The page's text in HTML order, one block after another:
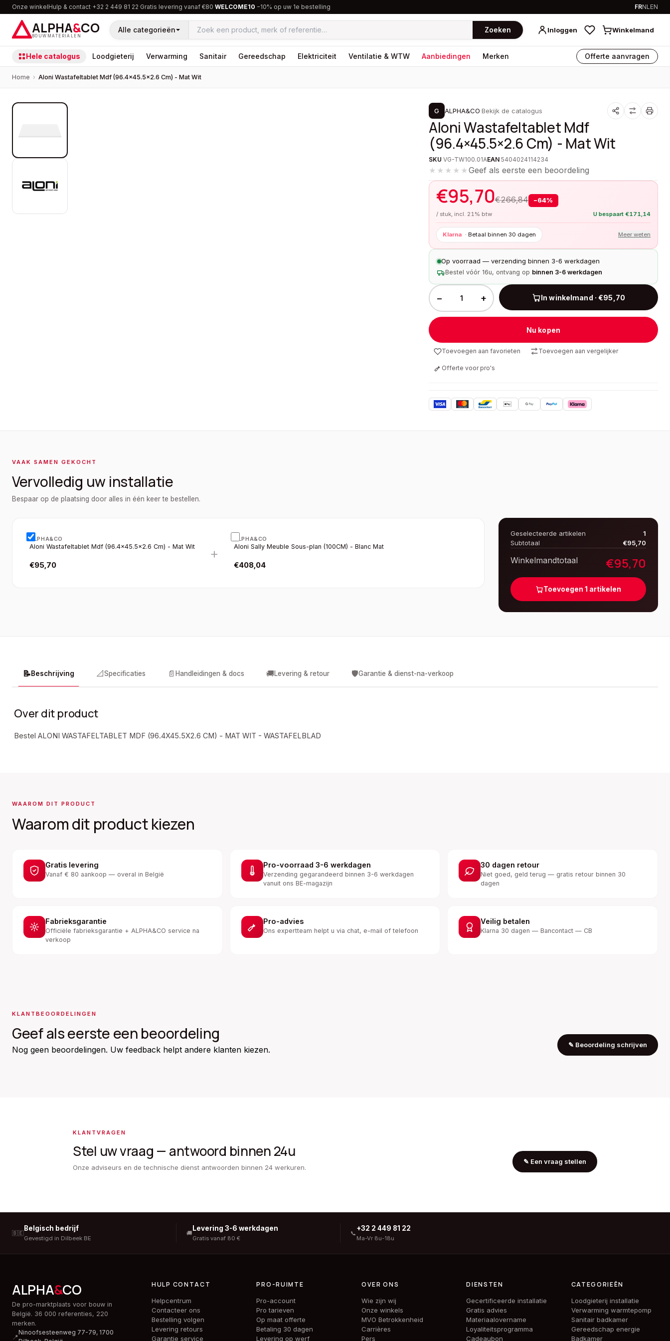
Onze winkelHulp & contact·+32 2 449 81 22·Gratis levering vanaf €80·WELCOME10 −10% op uw 1e bestelling FRNLEN
ALPHA&CO
BOUWMATERIALEN
Alle categorieën Zoeken Inloggen Winkelmand
Hele catalogus Loodgieterij Verwarming Sanitair Gereedschap Elektriciteit Ventilatie & WTW Aanbiedingen Merken Offerte aanvragen
Home › Aloni Wastafeltablet Mdf (96.4×45.5×2.6 Cm) - Mat Wit
G ALPHA&CO·Bekijk de catalogus
Aloni Wastafeltablet Mdf
(96.4×45.5×2.6 Cm) - Mat Wit
SKU VG-TW100.01AEAN 5404024114234
★★★★★Geef als eerste een beoordeling
€95,70€266,84 −64%
/ stuk, incl. 21% btw U bespaart €171,14
Klarna · Betaal binnen 30 dagen Meer weten
Op voorraad — verzending binnen 3-6 werkdagen
Bestel vóór 16u, ontvang op binnen 3-6 werkdagen
− + In winkelmand · €95,70
Nu kopen
Toevoegen aan favorieten Toevoegen aan vergelijker
Offerte voor pro's
VAAK SAMEN GEKOCHT
Vervolledig uw installatie
Bespaar op de plaatsing door alles in één keer te bestellen.
ALPHA&CO
Aloni Wastafeltablet Mdf (96.4×45.5×2.6 Cm) - Mat Wit
€95,70
+
ALPHA&CO
Aloni Sally Meuble Sous-plan (100CM) - Blanc Mat
€408,04
Geselecteerde artikelen
1
Subtotaal
€95,70
Winkelmandtotaal €95,70
Toevoegen 1 artikelen
📝Beschrijving 📐Specificaties 📄 Handleidingen & docs 🚚Levering & retour 🛡️Garantie & dienst-na-verkoop
Over dit product
Bestel ALONI WASTAFELTABLET MDF (96.4X45.5X2.6 CM) - MAT WIT - WASTAFELBLAD
WAAROM DIT PRODUCT
Waarom dit product kiezen
Gratis levering
Vanaf € 80 aankoop — overal in België
Pro-voorraad 3-6 werkdagen
Verzending gegarandeerd binnen 3-6 werkdagen
vanuit ons BE-magazijn
30 dagen retour
Niet goed, geld terug — gratis retour binnen 30
dagen
Fabrieksgarantie
Officiële fabrieksgarantie + ALPHA&CO service na
verkoop
Pro-advies
Ons expertteam helpt u via chat, e-mail of telefoon
Veilig betalen
Klarna 30 dagen — Bancontact — CB
KLANTBEOORDELINGEN
Geef als eerste een beoordeling
Nog geen beoordelingen. Uw feedback helpt andere klanten kiezen. ✎ Beoordeling schrijven
KLANTVRAGEN
Stel uw vraag — antwoord binnen 24u
Onze adviseurs en de technische dienst antwoorden binnen 24 werkuren.
✎ Een vraag stellen
🇧🇪
Belgisch bedrijf
Gevestigd in Dilbeek BE
🚚
Levering 3-6 werkdagen
Gratis vanaf 80 €
📞
+32 2 449 81 22
Ma-Vr 8u-18u
ALPHA&CO
De pro-marktplaats voor bouw in
België. 36 000 referenties, 220
merken.
📍
Ninoofsesteenweg 77-79, 1700
HULP CONTACT
Helpcentrum
Contacteer ons
Bestelling volgen
Levering retours
Garantie service
PRO-RUIMTE
Pro-account
Pro tarieven
Op maat offerte
Betaling 30 dagen
Levering op werf
OVER ONS
Wie zijn wij
Onze winkels
MVO Betrokkenheid
Carrières
Pers
DIENSTEN
Gecertificeerde installatie
Gratis advies
Materiaalovername
Loyaliteitsprogramma
Cadeaubon
CATEGORIEËN
Loodgieterij installatie
Verwarming warmtepomp
Sanitair badkamer
Gereedschap energie
Badkamer